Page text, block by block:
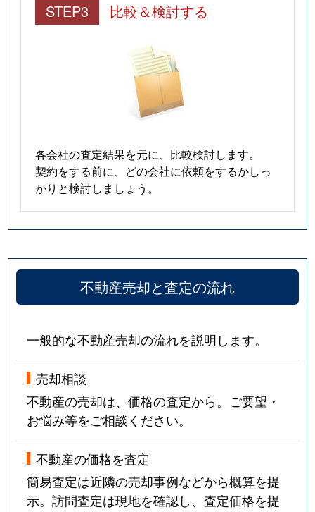
STEP3 比較＆検討する
各会社の査定結果を元に、比較検討します。
契約をする前に、どの会社に依頼をするかしっ
かりと検討しましょう。
不動産売却と査定の流れ
一般的な不動産売却の流れを説明します。
売却相談
不動産の売却は、価格の査定から。ご要望・
お悩み等をご相談ください。
不動産の価格を査定
簡易査定は近隣の売却事例などから概算を提
示。訪問査定は現地を確認し、査定価格を提